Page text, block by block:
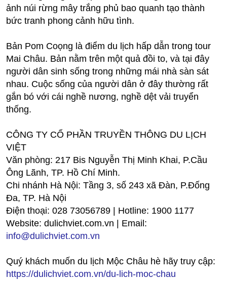
ảnh núi rừng mây trắng phủ bao quanh tạo thành
bức tranh phong cảnh hữu tình.
Bản Pom Coọng là điểm du lịch hấp dẫn trong tour
Mai Châu. Bản nằm trên một quả đồi to, và tại đây
người dân sinh sống trong những mái nhà sàn sát
nhau. Cuộc sống của người dân ở đây thường rất
gắn bó với cái nghề nương, nghề dệt vải truyển
thống.
CÔNG TY CỔ PHẦN TRUYỀN THÔNG DU LỊCH
VIỆT
Văn phòng: 217 Bis Nguyễn Thị Minh Khai, P.Cầu
Ông Lãnh, TP. Hồ Chí Minh.
Chi nhánh Hà Nội: Tầng 3, số 243 xã Đàn, P.Đống
Đa, TP. Hà Nội
Điện thoại: 028 73056789 | Hotline: 1900 1177
Website: dulichviet.com.vn | Email:
info@dulichviet.com.vn
Quý khách muốn du lịch Mộc Châu hè hãy truy cập:
https://dulichviet.com.vn/du-lich-moc-chau